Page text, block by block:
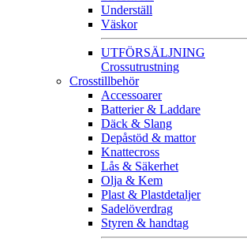
Underställ
Väskor
UTFÖRSÄLJNING
Crossutrustning
Crosstillbehör
Accessoarer
Batterier & Laddare
Däck & Slang
Depåstöd & mattor
Knattecross
Lås & Säkerhet
Olja & Kem
Plast & Plastdetaljer
Sadelöverdrag
Styren & handtag